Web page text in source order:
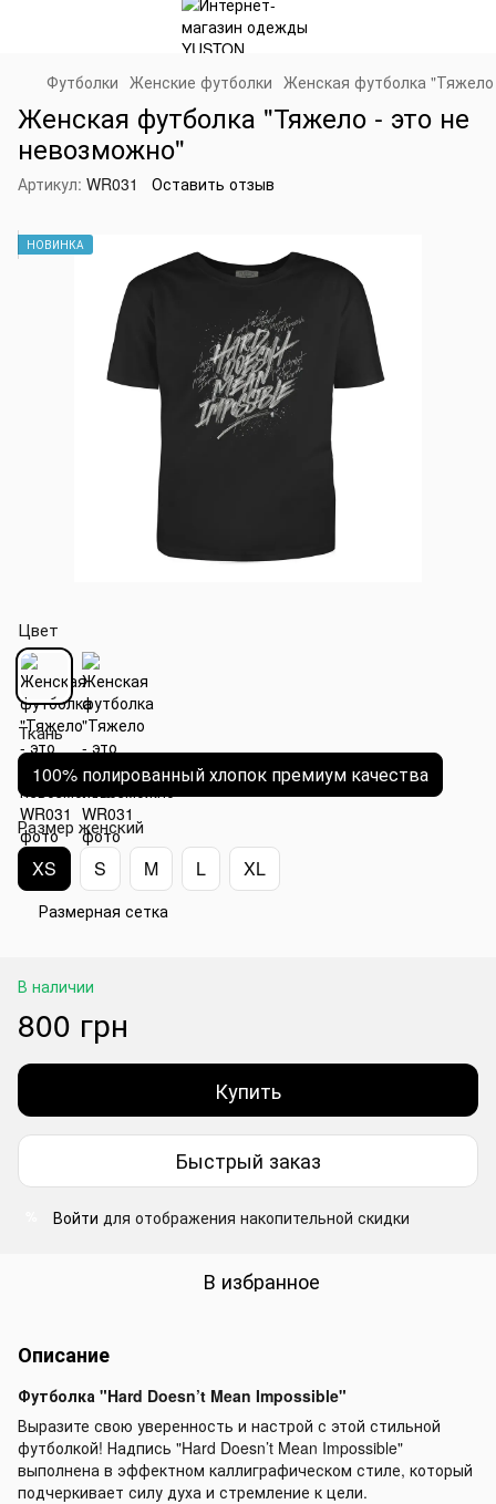
Футболки Женские футболки Женская футболка
Женская футболка "Тяжело - это не
невозможно"
Артикул: WR031 Оставить отзыв
НОВИНКА
Цвет
Ткань
100% полированный хлопок премиум качества
Размер женский
XS S M L XL
Размерная сетка
В наличии
800 грн
Купить
Быстрый заказ
Войти для отображения накопительной скидки
В избранное
Описание
Футболка "Hard Doesn’t Mean Impossible"
Выразите свою уверенность и настрой с этой стильной
футболкой! Надпись "Hard Doesn’t Mean Impossible"
выполнена в эффектном каллиграфическом стиле, который
подчеркивает силу духа и стремление к цели.